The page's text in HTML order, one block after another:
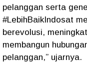
pelanggan serta
#LebihBaikIndosat
berevolusi,
membangun
pelanggan,” ujarnya.